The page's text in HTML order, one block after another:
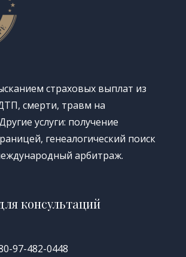
страховых выплат из
смерти, травм на
услуги: получение
генеалогический поиск
арбитраж.
консультаций
97-482-0448